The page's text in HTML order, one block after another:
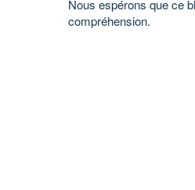
Nous espérons que ce
compréhension.